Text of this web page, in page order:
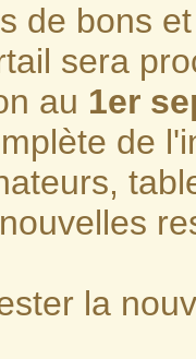
de bons
sera
au 1er
de
la